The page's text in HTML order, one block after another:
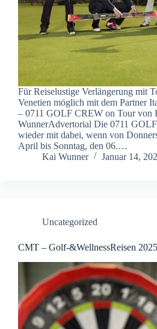
Für Reiselustige Verlängerung mit
Venetien möglich mit dem Partner
– 0711 GOLF CREW on Tour von
WunnerAdvertorial Die 0711
wieder mit dabei, wenn von
April bis Sonntag, den 06.…
Kai Wunner
Januar 14,
Uncategorized
CMT – Golf-&WellnessReisen 2025